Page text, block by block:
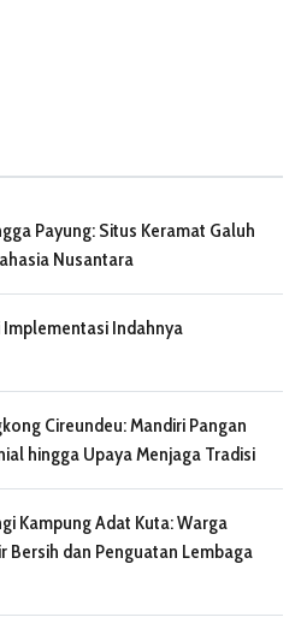
Payung: Situs Keramat Galuh
Nusantara
Implementasi Indahnya
Cireundeu: Mandiri Pangan
hingga Upaya Menjaga Tradisi
Kampung Adat Kuta: Warga
Bersih dan Penguatan Lembaga